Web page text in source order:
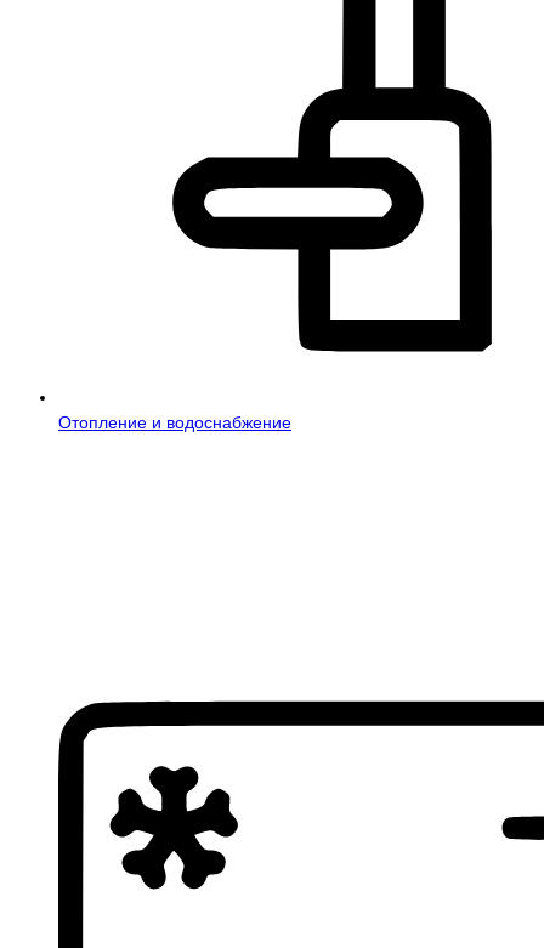
Отопление и водоснабжение